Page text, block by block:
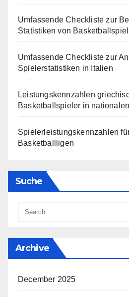
Umfassende Checkliste zur
Statistiken von
Umfassende Checkliste zur
Spielerstatistiken in Italien
Leistungskennzahlen
Basketballspieler in
Spielerleistungskennzahlen
Basketballligen
Suche
Archive
December 2025